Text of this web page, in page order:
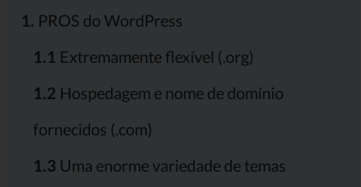
1. PROS do WordPress
1.1 Extremamente flexível (.org)
1.2 Hospedagem e nome de domínio
fornecidos (.com)
1.3 Uma enorme variedade de temas